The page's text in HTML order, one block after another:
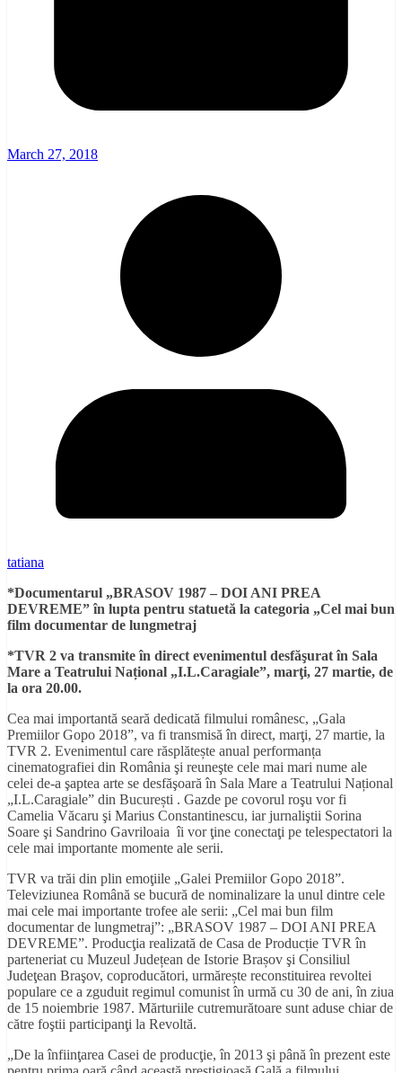
March 27, 2018
tatiana
*Documentarul „BRASOV 1987 – DOI ANI PREA
DEVREME” în lupta pentru statuetă la categoria „Cel mai bun
film documentar de lungmetraj
*TVR 2 va transmite în direct evenimentul desfăşurat în Sala
Mare a Teatrului Național „I.L.Caragiale”, marţi, 27 martie, de
la ora 20.00.
Cea mai importantă seară dedicată filmului românesc, „Gala
Premiilor Gopo 2018”, va fi transmisă în direct, marţi, 27 martie, la
TVR 2. Evenimentul care răsplătește anual performanța
cinematografiei din România şi reuneşte cele mai mari nume ale
celei de-a şaptea arte se desfăşoară în Sala Mare a Teatrului Național
„I.L.Caragiale” din București . Gazde pe covorul roşu vor fi
Camelia Văcaru şi Marius Constantinescu, iar jurnaliştii Sorina
Soare şi Sandrino Gavriloaia îi vor ţine conectaţi pe telespectatori la
cele mai importante momente ale serii.
TVR va trăi din plin emoţiile „Galei Premiilor Gopo 2018”.
Televiziunea Română se bucură de nominalizare la unul dintre cele
mai cele mai importante trofee ale serii: „Cel mai bun film
documentar de lungmetraj”: „BRASOV 1987 – DOI ANI PREA
DEVREME”. Producţia realizată de Casa de Producție TVR în
parteneriat cu Muzeul Județean de Istorie Brașov şi Consiliul
Judeţean Braşov, coproducători, urmărește reconstituirea revoltei
populare ce a zguduit regimul comunist în urmă cu 30 de ani, în ziua
de 15 noiembrie 1987. Mărturiile cutremurătoare sunt aduse chiar de
către foştii participanţi la Revoltă.
„De la înfiinţarea Casei de producţie, în 2013 şi până în prezent este